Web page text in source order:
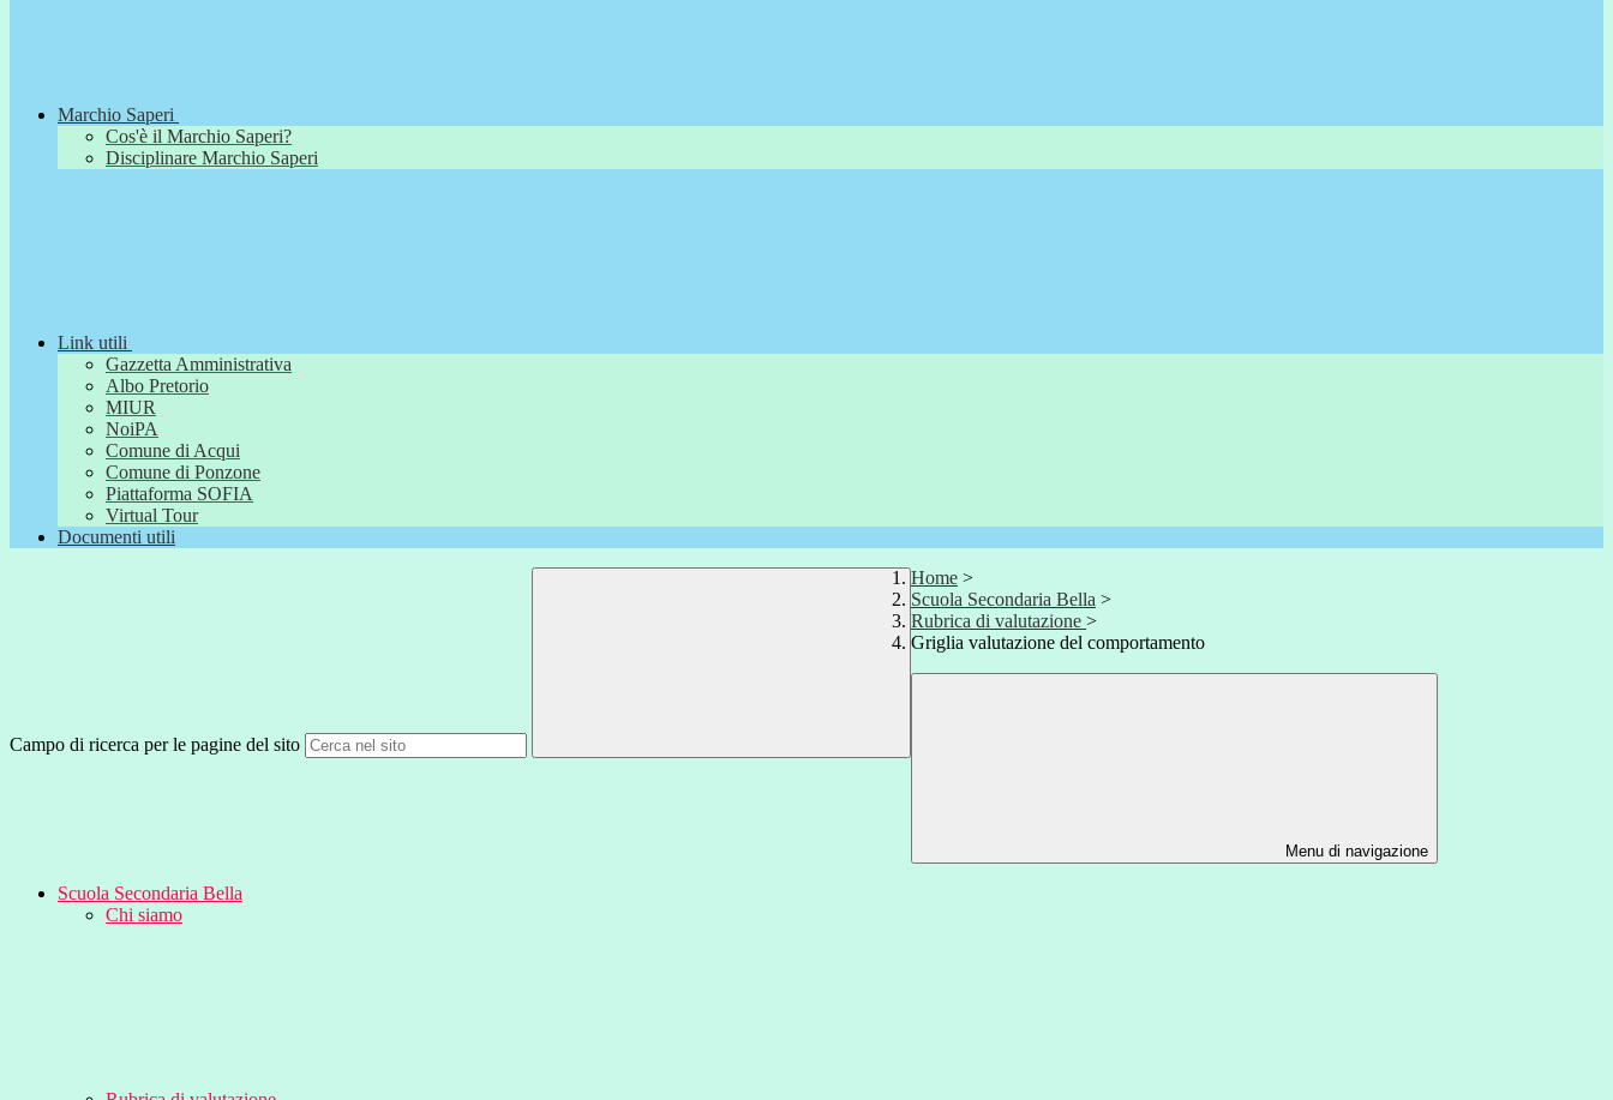
Marchio Saperi
Cos'è il Marchio Saperi?
Disciplinare Marchio Saperi
Link utili
Gazzetta Amministrativa
Albo Pretorio
MIUR
NoiPA
Comune di Acqui
Comune di Ponzone
Piattaforma SOFIA
Virtual Tour
Documenti utili
Campo di ricerca per le pagine del sito
Home >
Scuola Secondaria Bella >
Rubrica di valutazione >
Griglia valutazione del comportamento
Menu di navigazione
Scuola Secondaria Bella
Chi siamo